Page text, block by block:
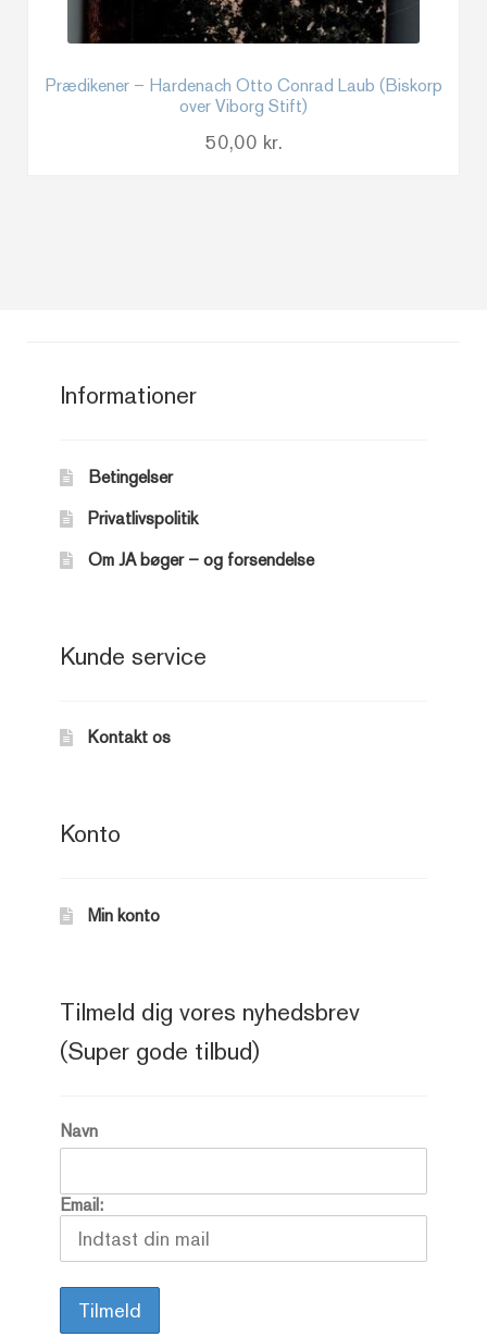
Prædikener – Hardenach Otto Conrad Laub (Biskorp
over Viborg Stift)
50,00 kr.
Informationer
Betingelser
Privatlivspolitik
Om JA bøger – og forsendelse
Kunde service
Kontakt os
Konto
Min konto
Tilmeld dig vores nyhedsbrev
(Super gode tilbud)
Navn
Email: